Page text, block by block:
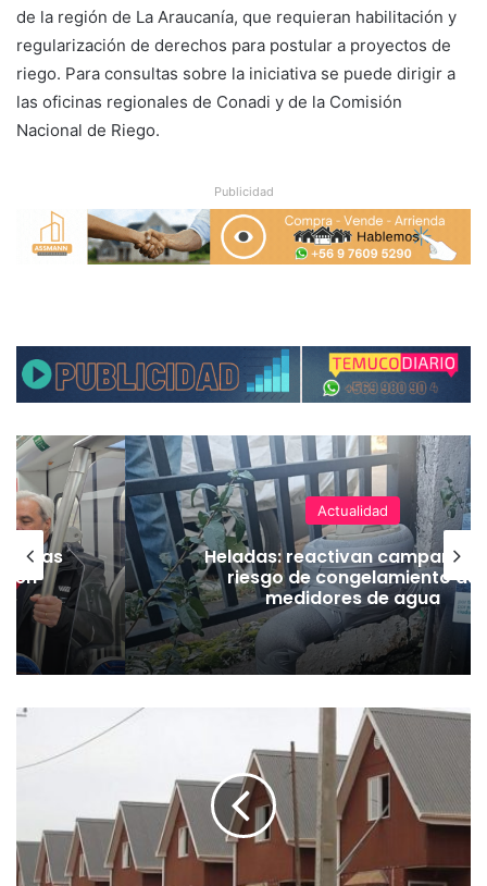
de la región de La Araucanía, que requieran habilitación y
regularización de derechos para postular a proyectos de
riego. Para consultas sobre la iniciativa se puede dirigir a
las oficinas regionales de Conadi y de la Comisión
Nacional de Riego.
Publicidad
vías
Actualidad
Heladas: reactivan campaña
riesgo de congelamiento de
medidores de agua
C
n
l
o